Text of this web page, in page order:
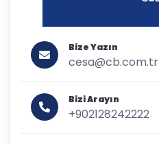
Bize Yazın
cesa@cb.com.tr
Bizi Arayın
+902128242222